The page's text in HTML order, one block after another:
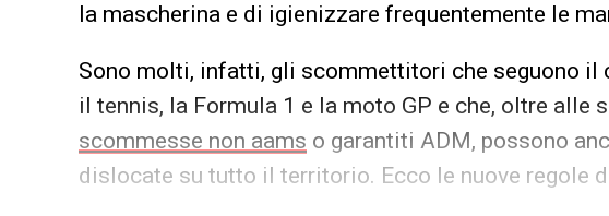
la mascherina e di igienizzare frequentemente le
Sono molti, infatti, gli scommettitori che seguono il
il tennis, la Formula 1 e la moto GP e che, oltre alle
scommesse non aams o garantiti ADM, possono
dislocate su tutto il territorio. Ecco le nuove regole